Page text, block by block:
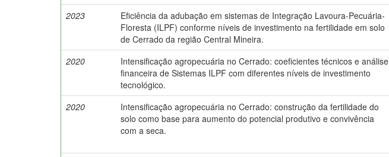
2023
Eficiência da adubação em sistemas de Integração Lavoura-Pecuária-
Floresta (ILPF) conforme níveis de investimento na fertilidade em solo
de Cerrado da região Central Mineira.
2020
Intensificação agropecuária no Cerrado: coeficientes técnicos e análise
financeira de Sistemas ILPF com diferentes níveis de investimento
tecnológico.
2020
Intensificação agropecuária no Cerrado: construção da fertilidade do
solo como base para aumento do potencial produtivo e convivência
com a seca.